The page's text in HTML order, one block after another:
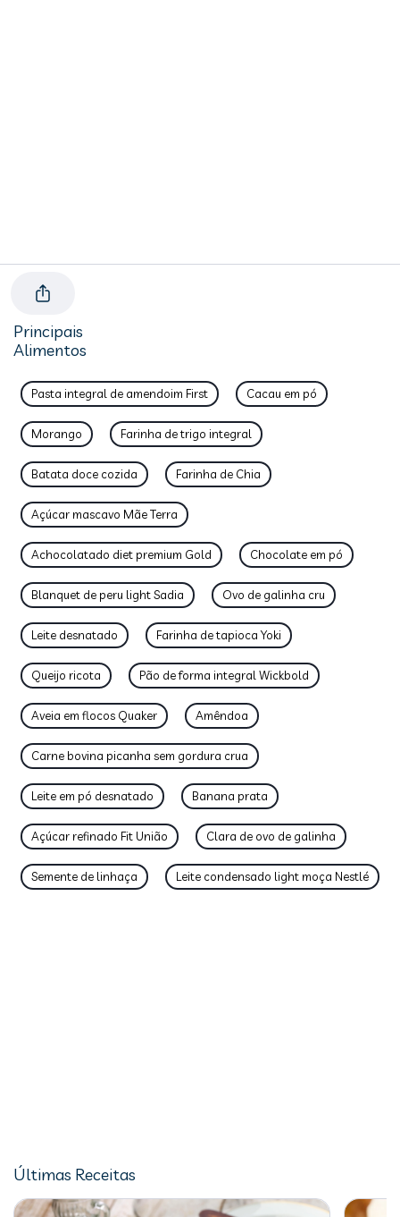
Principais
Alimentos
Pasta integral de amendoim First Cacau em pó
Morango Farinha de trigo integral
Batata doce cozida Farinha de Chia
Açúcar mascavo Mãe Terra
Achocolatado diet premium Gold Chocolate em pó
Blanquet de peru light Sadia Ovo de galinha cru
Leite desnatado Farinha de tapioca Yoki
Queijo ricota Pão de forma integral Wickbold
Aveia em flocos Quaker Amêndoa
Carne bovina picanha sem gordura crua
Leite em pó desnatado Banana prata
Açúcar refinado Fit União Clara de ovo de galinha
Semente de linhaça Leite condensado light moça Nestlé
Últimas Receitas